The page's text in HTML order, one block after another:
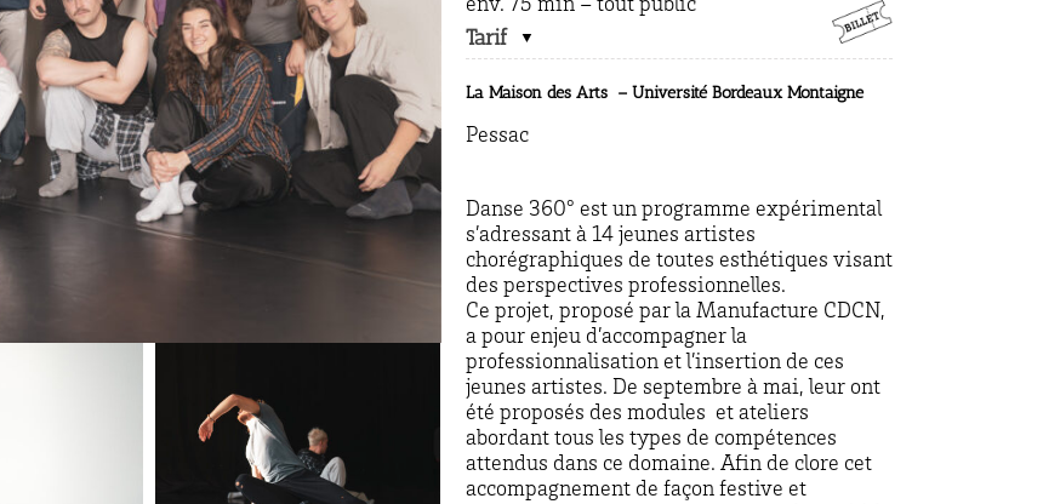
env. 75 min – tout public
Tarif
La Maison des Arts – Université Bordeaux Montaigne
Pessac
Danse 360° est un programme expérimental
s’adressant à 14 jeunes artistes
chorégraphiques de toutes esthétiques visant
des perspectives professionnelles.
Ce projet, proposé par la Manufacture CDCN,
a pour enjeu d’accompagner la
professionnalisation et l’insertion de ces
jeunes artistes. De septembre à mai, leur ont
été proposés des modules et ateliers
abordant tous les types de compétences
attendus dans ce domaine. Afin de clore cet
accompagnement de façon festive et